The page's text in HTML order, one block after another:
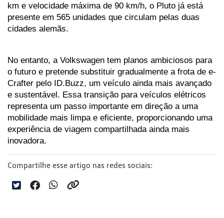
km e velocidade máxima de 90 km/h, o Pluto já está
presente em 565 unidades que circulam pelas duas
cidades alemãs.
No entanto, a Volkswagen tem planos ambiciosos para
o futuro e pretende substituir gradualmente a frota de e-
Crafter pelo ID.Buzz, um veículo ainda mais avançado
e sustentável. Essa transição para veículos elétricos
representa um passo importante em direção a uma
mobilidade mais limpa e eficiente, proporcionando uma
experiência de viagem compartilhada ainda mais
inovadora.
Compartilhe esse artigo nas redes sociais: